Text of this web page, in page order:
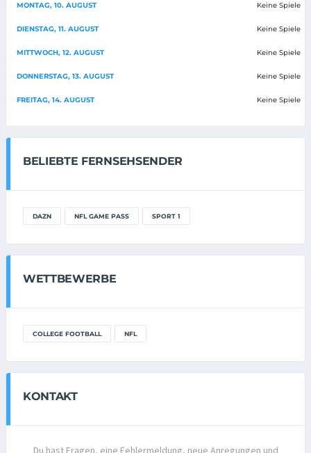
MONTAG, 10. AUGUST Keine Spiele
DIENSTAG, 11. AUGUST Keine Spiele
MITTWOCH, 12. AUGUST Keine Spiele
DONNERSTAG, 13. AUGUST Keine Spiele
FREITAG, 14. AUGUST Keine Spiele
BELIEBTE FERNSEHSENDER
DAZN NFL GAME PASS SPORT 1
WETTBEWERBE
COLLEGE FOOTBALL NFL
KONTAKT
Du hast Fragen, eine Fehlermeldung, neue Anregungen und